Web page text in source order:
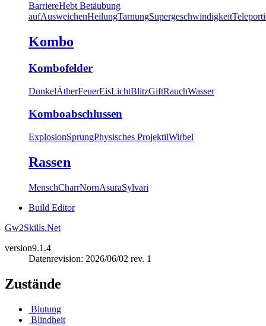
BarriereHebt Betäubung
aufAusweichenHeilungTarnungSupergeschwindigkeit
Kombo
Kombofelder
DunkelÄtherFeuerEisLichtBlitzGiftRauchWasser
Komboabschlussen
ExplosionSprungPhysisches ProjektilWirbel
Rassen
MenschCharrNornAsuraSylvari
Build Editor
Gw2Skills.Net
version9.1.4
Datenrevision: 2026/06/02 rev. 1
Zustände
Blutung
Blindheit